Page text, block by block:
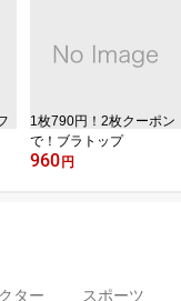
1枚790円！2枚クーポン
で！ブラトップ
960 円
ター スポーツ